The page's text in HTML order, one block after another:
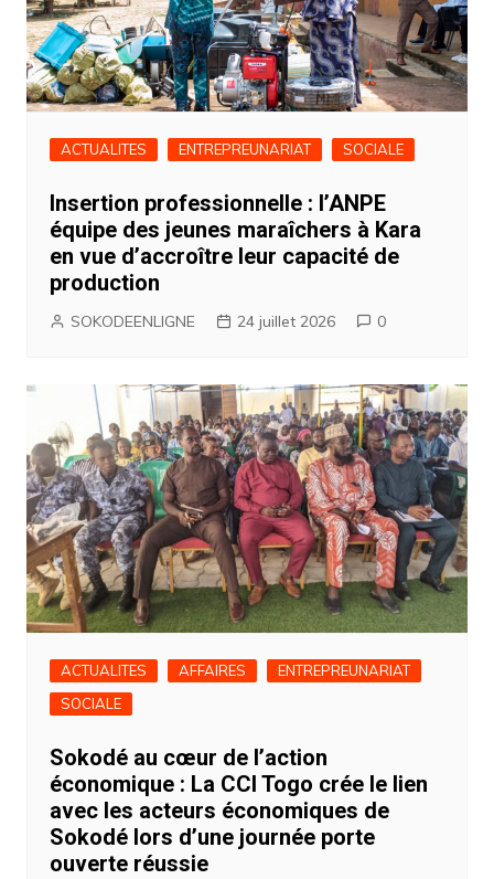
ACTUALITES ENTREPREUNARIAT SOCIALE
Insertion professionnelle : l’ANPE
équipe des jeunes maraîchers à Kara
en vue d’accroître leur capacité de
production
SOKODEENLIGNE 24 juillet 2026 0
ACTUALITES AFFAIRES
ENTREPREUNARIAT
SOCIALE
Sokodé au cœur de l’action
économique : La CCI Togo crée le lien
avec les acteurs économiques de
Sokodé lors d’une journée porte
ouverte réussie